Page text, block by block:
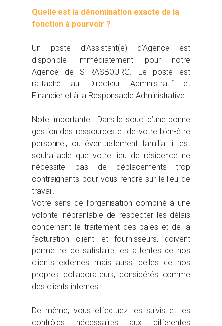
Quelle est la dénomination exacte de la
fonction à pourvoir ?
Un poste d’Assistant(e) d’Agence est
disponible immédiatement pour notre
Agence de STRASBOURG. Le poste est
rattaché au Directeur Administratif et
Financier et à la Responsable Administrative.
Note importante : Dans le souci d’une bonne
gestion des ressources et de votre bien-être
personnel, ou éventuellement familial, il est
souhaitable que votre lieu de résidence ne
nécessite pas de déplacements trop
contraignants pour vous rendre sur le lieu de
travail.
Votre sens de l’organisation combiné à une
volonté inébranlable de respecter les délais
concernant le traitement des paies et de la
facturation client et fournisseurs, doivent
permettre de satisfaire les attentes de nos
clients externes mais aussi celles de nos
propres collaborateurs, considérés comme
des clients internes.
De même, vous effectuez les suivis et les
contrôles nécessaires aux différentes